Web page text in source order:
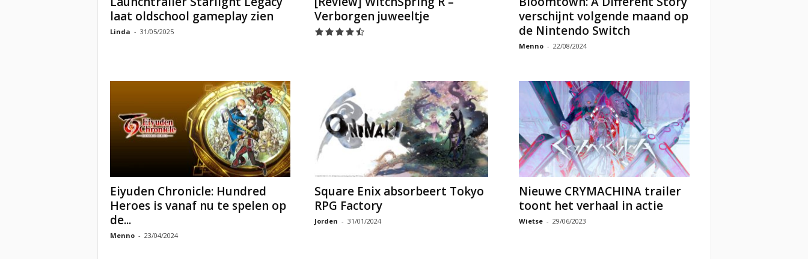
laat oldschool gameplay zien
Linda - 31/05/2025
Verborgen juweeltje
verschijnt volgende maand op
de Nintendo Switch
Menno - 22/08/2024
Eiyuden Chronicle: Hundred
Heroes is vanaf nu te spelen op
de...
Menno - 23/04/2024
Square Enix absorbeert Tokyo
RPG Factory
Jorden - 31/01/2024
Nieuwe CRYMACHINA trailer
toont het verhaal in actie
Wietse - 29/06/2023